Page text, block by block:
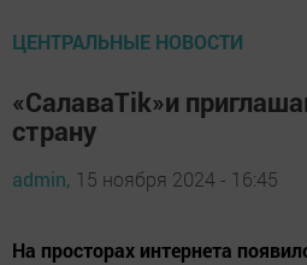
ЦЕНТРАЛЬНЫЕ НОВОСТИ
«СалаваTik»и
страну
admin, 15 ноября 2024 - 16:45
На просторах интернета